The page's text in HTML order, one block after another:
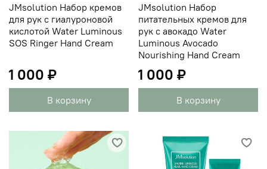
JMsolution Набор кремов
для рук с гиалуроновой
кислотой Water Luminous
SOS Ringer Hand Cream
1 000 ₽
В корзину
JMsolution Набор
питательных кремов для
рук с авокадо Water
Luminous Avocado
Nourishing Hand Cream
1 000 ₽
В корзину